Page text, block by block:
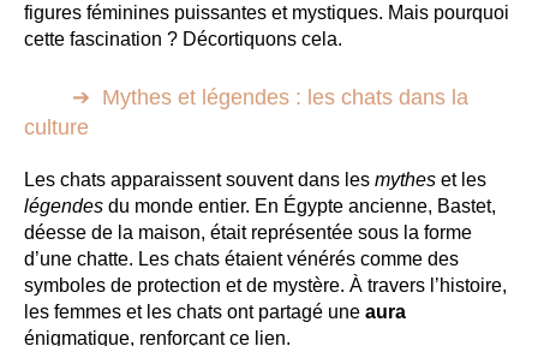
figures féminines puissantes et mystiques. Mais pourquoi
cette fascination ? Décortiquons cela.
Mythes et légendes : les chats dans la
culture
Les chats apparaissent souvent dans les mythes et les
légendes du monde entier. En Égypte ancienne, Bastet,
déesse de la maison, était représentée sous la forme
d’une chatte. Les chats étaient vénérés comme des
symboles de protection et de mystère. À travers l’histoire,
les femmes et les chats ont partagé une aura
énigmatique, renforçant ce lien.